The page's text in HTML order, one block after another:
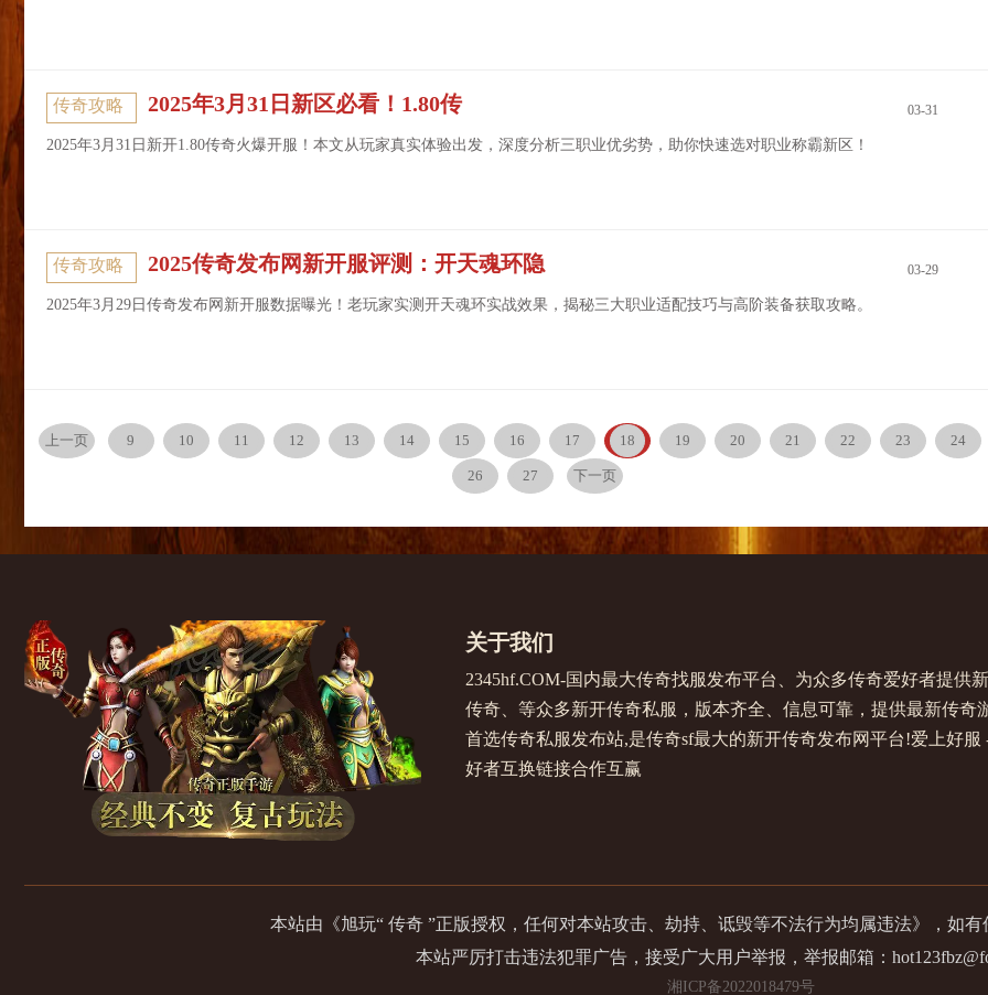
传奇攻略 2025年3月31日新区必看！1.80传 03-31
2025年3月31日新开1.80传奇火爆开服！本文从玩家真实体验出发，深度分析三职业优劣势，助你快速选对职业称霸新区！
传奇攻略 2025传奇发布网新开服评测：开天魂环隐 03-29
2025年3月29日传奇发布网新开服数据曝光！老玩家实测开天魂环实战效果，揭秘三大职业适配技巧与高阶装备获取攻略。
上一页 9 10 11 12 13 14 15 16 17 18 19 20 21 22 23 24
26 27 下一页
关于我们
2345hf.COM-国内最大传奇找服发布平台、为众多传奇爱好者提
传奇、等众多新开传奇私服，版本齐全、信息可靠，提供最新传
首选传奇私服发布站,是传奇sf最大的新开传奇发布网平台!爱上好
好者互换链接合作互赢
本站由《旭玩“ 传奇 ”正版授权，任何对本站攻击、劫持、诋毁等不法行为均属违法》，如
本站严厉打击违法犯罪广告，接受广大用户举报，举报邮箱：
湘ICP备2022018479号